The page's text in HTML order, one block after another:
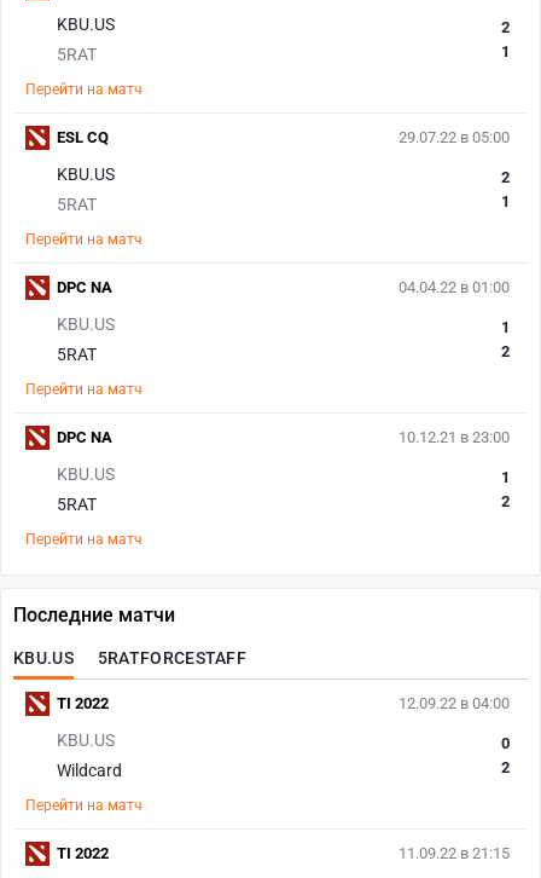
KBU.US
5RAT
2
1
Перейти на матч
29.07.22 в 05:00
KBU.US
5RAT
2
1
Перейти на матч
ESL CQ
04.04.22 в 01:00
KBU.US
5RAT
1
2
Перейти на матч
DPC NA
10.12.21 в 23:00
KBU.US
5RAT
1
2
Перейти на матч
DPC NA
Последние матчи
KBU.US 5RATFORCESTAFF
12.09.22 в 04:00
KBU.US
Wildcard
0
2
Перейти на матч
TI 2022
11.09.22 в 21:15
TI 2022